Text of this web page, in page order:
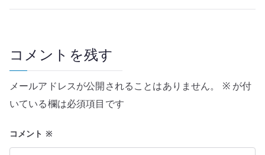
ー
シ
ョ
ン
コメントを残す
メールアドレスが公開されることはありません。 ※が付
いている欄は必須項目です
コメント ※